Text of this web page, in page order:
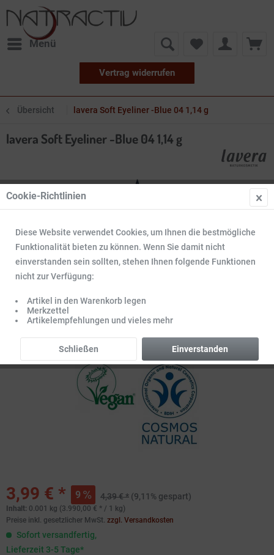
Menü
Vertrag widerrufen
Übersicht lavera Soft Eyeliner -Blue 04 1,14 g
lavera Soft Eyeliner -Blue 04 1,14 g
3,99 € * 9 4,39 € * (9,11% gespart)
Inhalt: 0.001 kg (3.990,00 € * / 1 kg)
Preise inkl. gesetzlicher MwSt. zzgl. Versandkosten
Sofort versandfertig,
Lieferzeit 3-5 Tage*
Cookie-Richtlinien
Diese Website verwendet Cookies, um Ihnen die bestmögliche
Funktionalität bieten zu können. Wenn Sie damit nicht
einverstanden sein sollten, stehen Ihnen folgende Funktionen
nicht zur Verfügung:
Artikel in den Warenkorb legen
Merkzettel
Artikelempfehlungen und vieles mehr
Einverstanden
Schließen